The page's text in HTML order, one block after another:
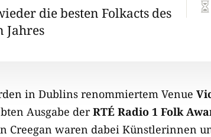
die besten Folkacts des
Jahres

in Dublins renommiertem Venue
Ausgabe derRTÉ Radio 1 Folk
Creegan waren dabei Künstlerinnen